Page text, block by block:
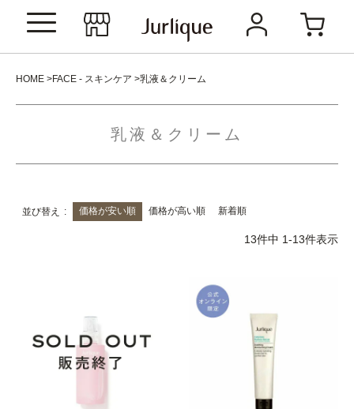
HOME FACE - スキンケア 乳液＆クリーム
乳液＆クリーム
並び替え 価格が安い順 価格が高い順 新着順
13件中 1-13件表示